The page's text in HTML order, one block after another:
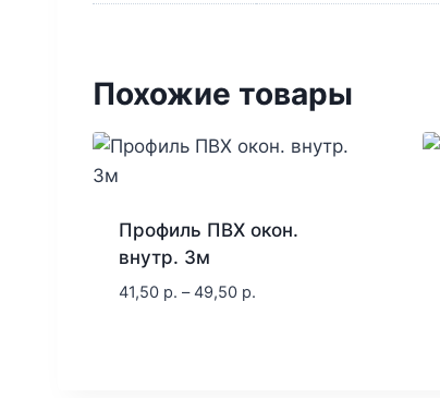
Похожие товары
Профиль ПВХ окон.
внутр. 3м
41,50 р. –49,50 р.